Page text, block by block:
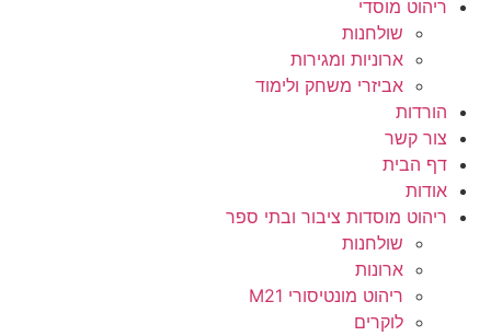
ריהוט מוסדי
שולחנות
ארוניות ומגירות
אביזרי משחק ולימוד
הורדות
צור קשר
דף הבית
אודות
ריהוט מוסדות ציבור ובתי ספר
שולחנות
ארונות
ריהוט מונטיסורי M21
לוקרים